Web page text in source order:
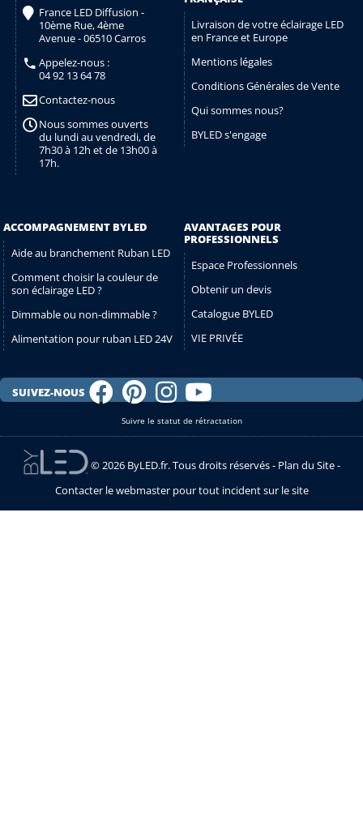
France LED Diffusion -
10ème Rue, 4ème
Avenue - 06510 Carros
Appelez-nous :
04 92 13 64 78
Contactez-nous
Nous sommes ouverts
du lundi au vendredi, de
7h30 à 12h et de 13h00 à
17h.
Livraison de votre éclairage LED
en France et Europe
Mentions légales
Conditions Générales de Vente
Qui sommes nous?
BYLED s'engage
ACCOMPAGNEMENT BYLED
Aide au branchement Ruban LED
Comment choisir la couleur de
son éclairage LED ?
Dimmable ou non-dimmable ?
Alimentation pour ruban LED 24V
AVANTAGES POUR
PROFESSIONNELS
Espace Professionnels
Obtenir un devis
Catalogue BYLED
VIE PRIVÉE
SUIVEZ-NOUS
Suivre le statut de rétractation
© 2026 ByLED.fr. Tous droits réservés - Plan du Site-
Contacter le webmaster pour tout incident sur le site